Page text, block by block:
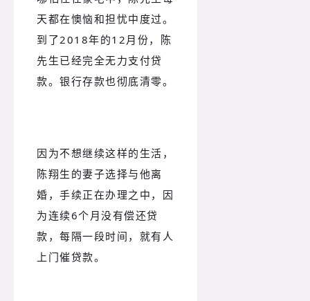
天都在懊恼和担忧中度过。
到了2018年的12月份，陈
先生已经完全无力支付贷
款。银行存款也彻底清零。
因为不想继续这样的生活，
陈翔生的妻子选择与他离
婚，手续正在办理之中，因
为连续6个月没有偿还贷
款，每隔一段时间，就有人
上门催贷款。